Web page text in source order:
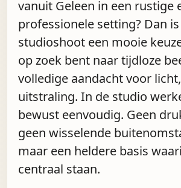
vanuit Geleen in een rustige
professionele setting? Dan
studioshoot een mooie
op zoek bent naar tijdloze
volledige aandacht voor
uitstraling. In de studio
bewust eenvoudig. Geen
geen wisselende
maar een heldere basis
centraal staan.